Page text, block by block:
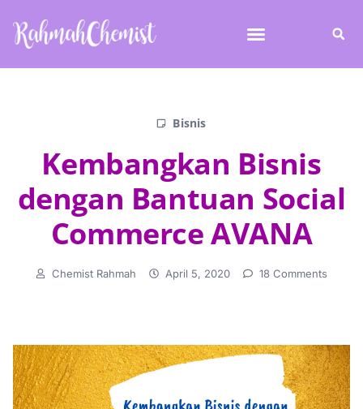
Bisnis
Kembangkan Bisnis
dengan Bantuan Social
Commerce AVANA
Chemist Rahmah April 5, 2020 18 Comments